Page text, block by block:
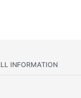
INFORMATION